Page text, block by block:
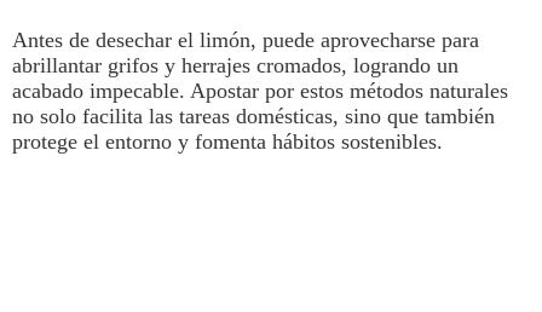
Antes de desechar el limón, puede aprovecharse para
abrillantar grifos y herrajes cromados, logrando un
acabado impecable. Apostar por estos métodos naturales
no solo facilita las tareas domésticas, sino que también
protege el entorno y fomenta hábitos sostenibles.